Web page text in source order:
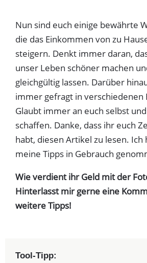
Nun sind euch einige bewährte
die das Einkommen von zu
steigern. Denkt immer daran,
unser Leben schöner machen
gleichgültig lassen. Darüber
immer gefragt in verschiedenen
Glaubt immer an euch selbst
schaffen. Danke, dass ihr euch
habt, diesen Artikel zu lesen. Ich
meine Tipps in Gebrauch
Wie verdient ihr Geld mit der
Hinterlasst mir gerne eine
weitere Tipps!
Tool-Tipp: